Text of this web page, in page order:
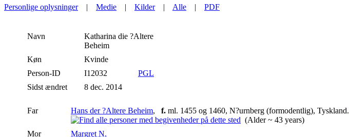
Personlige oplysninger| Medie | Kilder| Alle | PDF
Navn
Katharina die ?Altere
Beheim
Køn
Kvinde
Person-ID
I12032
PGL
Sidst ændret
8 dec. 2014
Far Hans der ?Altere Beheim, f. ml. 1455 og 1460, N?urnberg (formodentlig), Tyskland.
(Alder ~ 43 years)
Mor
Margret N.